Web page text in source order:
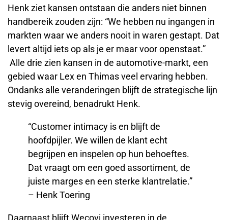
Henk ziet kansen ontstaan die anders niet binnen
handbereik zouden zijn: “We hebben nu ingangen in
markten waar we anders nooit in waren gestapt. Dat
levert altijd iets op als je er maar voor openstaat.”
Alle drie zien kansen in de automotive-markt, een
gebied waar Lex en Thimas veel ervaring hebben.
Ondanks alle veranderingen blijft de strategische lijn
stevig overeind, benadrukt Henk.
“Customer intimacy is en blijft de
hoofdpijler. We willen de klant echt
begrijpen en inspelen op hun behoeftes.
Dat vraagt om een goed assortiment, de
juiste marges en een sterke klantrelatie.”
– Henk Toering
Daarnaast blijft Wecovi investeren in de